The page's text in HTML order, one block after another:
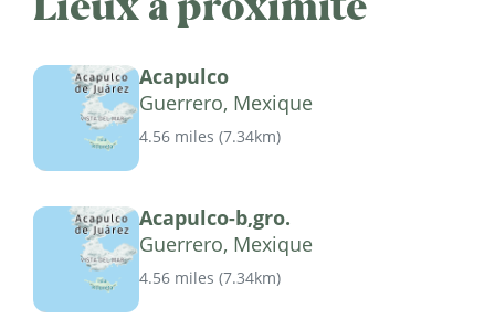
Acapulco
Guerrero, Mexique
4.56 miles (7.34km)
Acapulco-b,gro.
Guerrero, Mexique
4.56 miles (7.34km)